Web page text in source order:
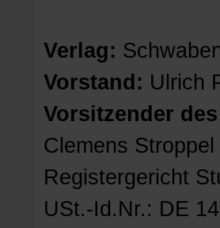
Verlag:
Vorstand: Ulrich
Vorsitzender
Clemens Stroppel
Registergericht
USt.-Id.Nr.: DE